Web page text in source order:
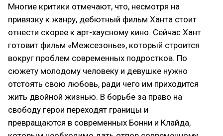
Многие критики отмечают, что, несмотря на
привязку к жанру, дебютный фильм Ханта стоит
отнести скорее к арт-хаусному кино. Сейчас Хант
готовит фильм «Межсезонье», который строится
вокруг проблем современных подростков. По
сюжету молодому человеку и девушке нужно
отстоять свою любовь, ради чего им приходится
жить двойной жизнью. В борьбе за право на
свободу герои переходят границы и
превращаются в современных Бонни и Клайда,